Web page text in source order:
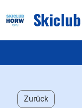
Zurück